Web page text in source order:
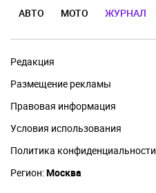
АВТО МОТО ЖУРНАЛ
Редакция
Размещение рекламы
Правовая информация
Условия использования
Политика конфиденциальности
Регион:Москва